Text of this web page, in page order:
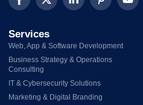
Services
Web, App & Software Development
Business Strategy & Operations
Consulting
IT & Cybersecurity Solutions
Marketing & Digital Branding